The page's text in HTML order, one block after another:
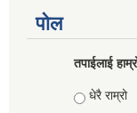
पोल
तपाईलाई
Choices
धेरै राम्रो